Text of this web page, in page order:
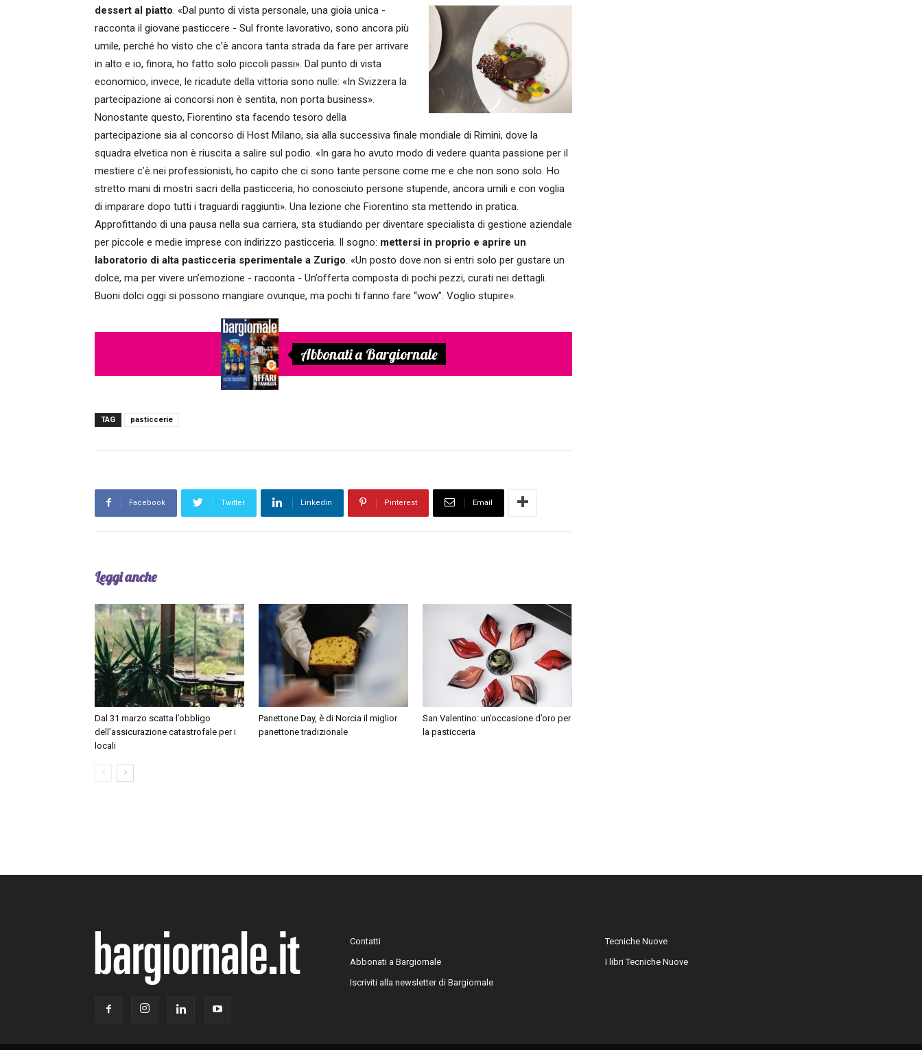
dessert al piatto. «Dal punto di vista personale, una gioia unica -
racconta il giovane pasticcere - Sul fronte lavorativo, sono ancora più
umile, perché ho visto che c’è ancora tanta strada da fare per arrivare
in alto e io, finora, ho fatto solo piccoli passi». Dal punto di vista
economico, invece, le ricadute della vittoria sono nulle: «In Svizzera la
partecipazione ai concorsi non è sentita, non porta business».
Nonostante questo, Fiorentino sta facendo tesoro della
partecipazione sia al concorso di Host Milano, sia alla successiva finale mondiale di Rimini, dove la
squadra elvetica non è riuscita a salire sul podio. «In gara ho avuto modo di vedere quanta passione per il
mestiere c’è nei professionisti, ho capito che ci sono tante persone come me e che non sono solo. Ho
stretto mani di mostri sacri della pasticceria, ho conosciuto persone stupende, ancora umili e con voglia
di imparare dopo tutti i traguardi raggiunti». Una lezione che Fiorentino sta mettendo in pratica.
Approfittando di una pausa nella sua carriera, sta studiando per diventare specialista di gestione aziendale
per piccole e medie imprese con indirizzo pasticceria. Il sogno: mettersi in proprio e aprire un
laboratorio di alta pasticceria sperimentale a Zurigo. «Un posto dove non si entri solo per gustare un
dolce, ma per vivere un’emozione - racconta - Un’offerta composta di pochi pezzi, curati nei dettagli.
Buoni dolci oggi si possono mangiare ovunque, ma pochi ti fanno fare “wow”. Voglio stupire».
Abbonati a Bargiornale
TAG pasticcerie
Facebook Twitter Linkedin Pinterest Email
Leggi anche
Dal 31 marzo scatta l’obbligo
dell’assicurazione catastrofale per i
locali
Panettone Day, è di Norcia il miglior
panettone tradizionale
San Valentino: un’occasione d’oro per
la pasticceria
Contatti
Abbonati a Bargiornale
Iscriviti alla newsletter di Bargiornale
Tecniche Nuove
I libri Tecniche Nuove